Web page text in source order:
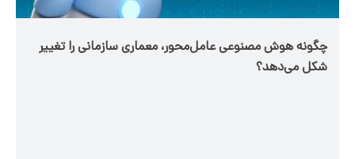
چگونه هوش مصنوعی عامل‌محور، معماری سازمانی را تغییر
شکل می‌دهد؟